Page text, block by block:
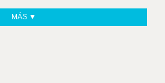
MÁS ▼